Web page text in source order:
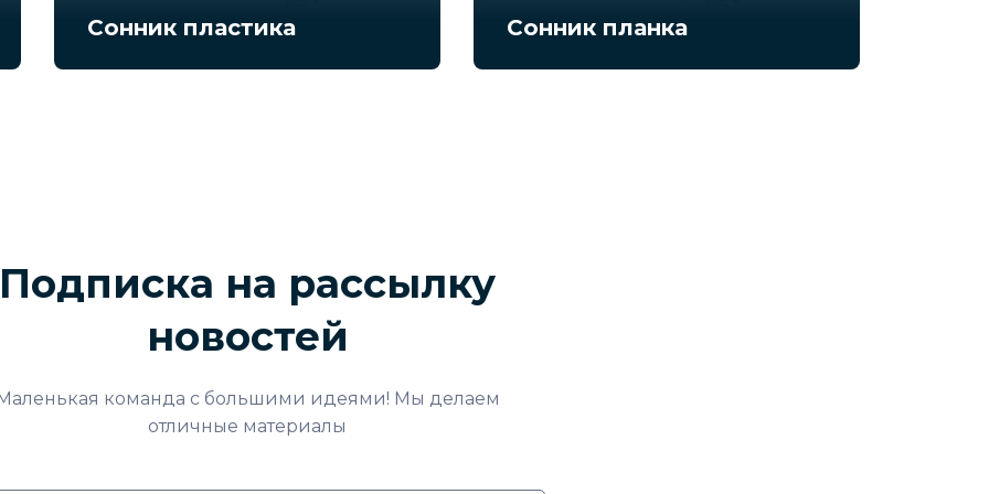
Сонник пластика Сонник планка
Подписка на рассылку
новостей
команда с большими идеями! Мы делаем
отличные материалы